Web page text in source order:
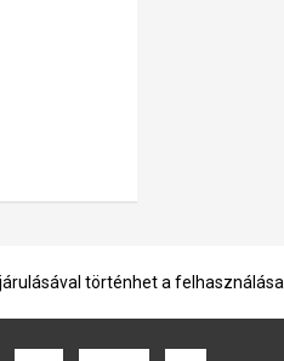
történhet a felhasználása.